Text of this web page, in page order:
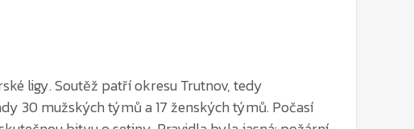
ligy. Soutěž patří okresu Trutnov, tedy
30 mužských týmů a 17 ženských týmů. Počasí
bitvu o setiny. Pravidla byla jasná: požární
a přesnost.